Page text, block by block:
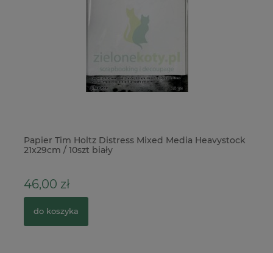
Papier Tim Holtz Distress Mixed Media Heavystock
21x29cm / 10szt biały
46,00 zł
do koszyka